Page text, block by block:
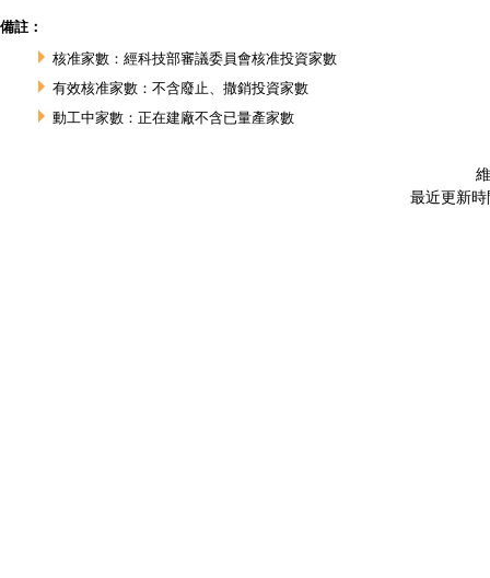
備註：
核准家數：經科技部審議委員會核准投資家數
有效核准家數：不含廢止、撒銷投資家數
動工中家數：正在建廠不含已量產家數
最近更新